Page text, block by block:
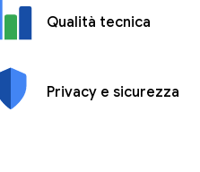
Qualità tecnica
Privacy e sicurezza